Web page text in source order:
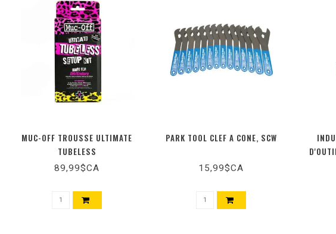
MUC-OFF TROUSSE ULTIMATE
TUBELESS
89,99$CA
PARK TOOL CLEF A CONE, SCW
15,99$CA